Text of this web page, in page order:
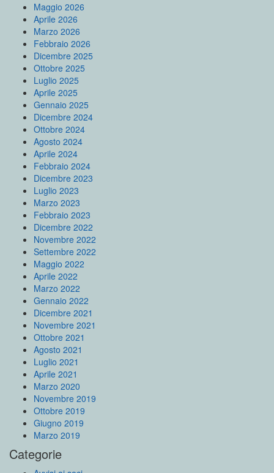
Maggio 2026
Aprile 2026
Marzo 2026
Febbraio 2026
Dicembre 2025
Ottobre 2025
Luglio 2025
Aprile 2025
Gennaio 2025
Dicembre 2024
Ottobre 2024
Agosto 2024
Aprile 2024
Febbraio 2024
Dicembre 2023
Luglio 2023
Marzo 2023
Febbraio 2023
Dicembre 2022
Novembre 2022
Settembre 2022
Maggio 2022
Aprile 2022
Marzo 2022
Gennaio 2022
Dicembre 2021
Novembre 2021
Ottobre 2021
Agosto 2021
Luglio 2021
Aprile 2021
Marzo 2020
Novembre 2019
Ottobre 2019
Giugno 2019
Marzo 2019
Categorie